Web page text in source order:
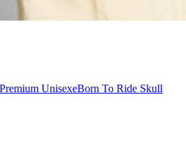
UnisexeBorn To Ride Skull